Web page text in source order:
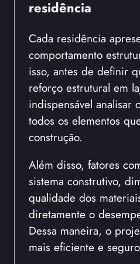
residência
Cada residência
comportamento
isso, antes de definir
reforço estrutural em
indispensável analisar
todos os elementos
construção.
Além disso, fatores
sistema construtivo,
qualidade dos
diretamente o
Dessa maneira, o
mais eficiente e